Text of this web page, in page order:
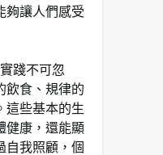
夠讓人們感受
踐不可忽
飲食、規律的
這些基本的生
健康，還能顯
自我照顧，個